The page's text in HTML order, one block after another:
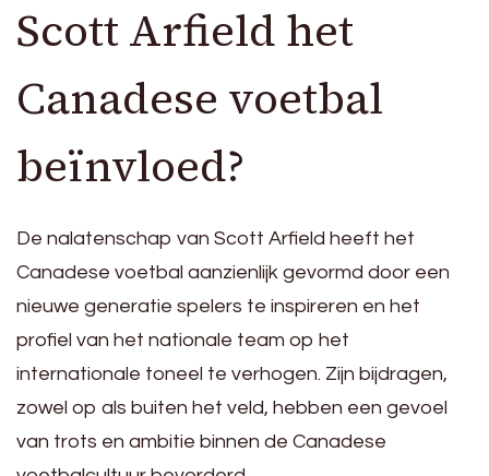
Scott Arfield het
Canadese voetbal
beïnvloed?
De nalatenschap van Scott Arfield heeft het
Canadese voetbal aanzienlijk gevormd door een
nieuwe generatie spelers te inspireren en het
profiel van het nationale team op het
internationale toneel te verhogen. Zijn bijdragen,
zowel op als buiten het veld, hebben een gevoel
van trots en ambitie binnen de Canadese